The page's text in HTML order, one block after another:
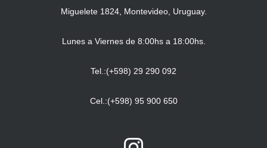
Miguelete 1824, Montevideo, Uruguay.
Lunes a Viernes de 8:00hs a 18:00hs.
Tel.:(+598) 29 290 092
Cel.:(+598) 95 900 650